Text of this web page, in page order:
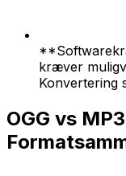
kræver
Konvertering
OGG vs